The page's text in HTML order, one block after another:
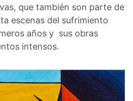
que también son parte de
escenas del sufrimiento
años y sus obras
intensos.